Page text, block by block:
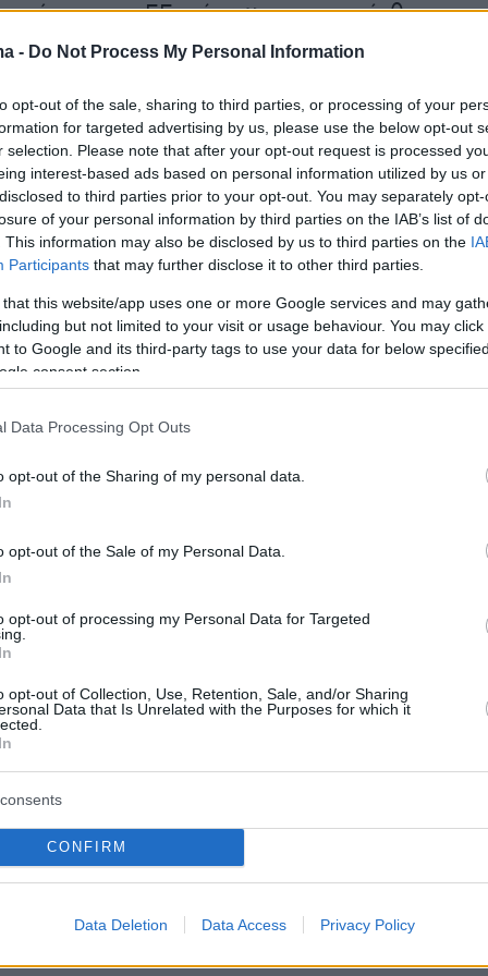
- Do Not Process My Personal Information
opt-out of the sale, sharing to third parties, or processing of your
for targeted advertising by us, please use the below opt-out
selection. Please note that after your opt-out request is processed
interest-based ads based on personal information utilized by us
to third parties prior to your opt-out. You may separately
of your personal information by third parties on the IAB’s list of
This information may also be disclosed by us to third parties on the
Participants that may further disclose it to other third parties.
that this website/app uses one or more Google services and may
but not limited to your visit or usage behaviour. You may
to Google and its third-party tags to use your data for below
consent section.
Data Processing Opt Outs
opt-out of the Sharing of my personal data.
opt-out of the Sale of my Personal Data.
opt-out of processing my Personal Data for Targeted
opt-out of Collection, Use, Retention, Sale, and/or Sharing
Data that Is Unrelated with the Purposes for which it
CONFIRM
Data Deletion Data Access Privacy Policy
της ΕΕ, σύμφωνα με την έκθεση.
κράτη, ιδίως από την Ανατολική
Πετερ Μπάρτελς, χαρακτήρισε την
ειδικών από τις χώρες της ΕΕ ως
Στον γερμανικό στρατό υπάρχουν ήδη
με μεταναστευτικό υπόβαθρο ή διπλή
στρατιωτών της Bundeswehr αυξήθηκε τα
χρόνια κατά 3,6%, «στα τέλη του τρέχοντος
η υπουργός Άμυνας, Ούρσουλα φον ντερ
Post. Ο αριθμός τους έχει αυξηθεί
ό, τι πριν από ένα χρόνο και κατά 6.500 σε
ή το 12% του συνόλου το προσωπικού που
νέα σχέδια, ο αριθμός των στρατιωτών
ανέλθει σε 203.000 μέχρι το 2025. Θα
νέες δυνάμεις, για παράδειγμα, για την
κυβερνοχώρο ή για έργα στο πλαίσιο της
Ένωσης.